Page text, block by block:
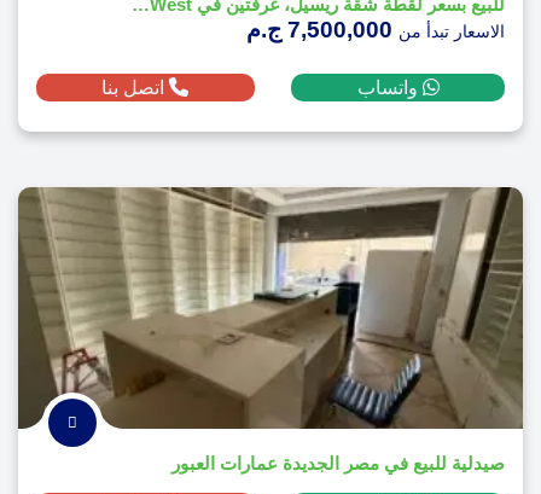
الاسعار تبدأ من
واتساب اتصل بنا
صيدلية للبيع في مصر الجديدة عمارات العبور